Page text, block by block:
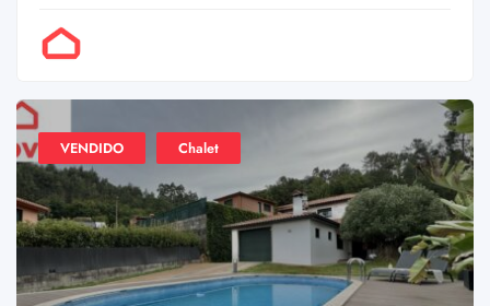
VENDIDO Chalet